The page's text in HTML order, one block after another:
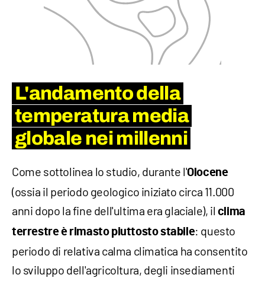
L'andamento della
temperatura media
globale nei millenni
Come sottolinea lo studio, durante l'Olocene
(ossia il periodo geologico iniziato circa 11.000
anni dopo la fine dell'ultima era glaciale), il clima
terrestre è rimasto piuttosto stabile: questo
periodo di relativa calma climatica ha consentito
lo sviluppo dell'agricoltura, degli insediamenti